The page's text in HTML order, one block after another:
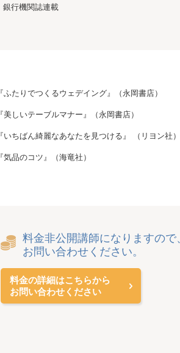
銀行機関誌連載
『ふたりでつくるウェデイング』（永岡書店）
『美しいテーブルマナー』（永岡書店）
『いちばん綺麗なあなたを見つける』 （リヨン社）
『気品のコツ』（海竜社）
料金非公開講師になりますので、
お問い合わせください。
料金の詳細はこちらから
お問い合わせください